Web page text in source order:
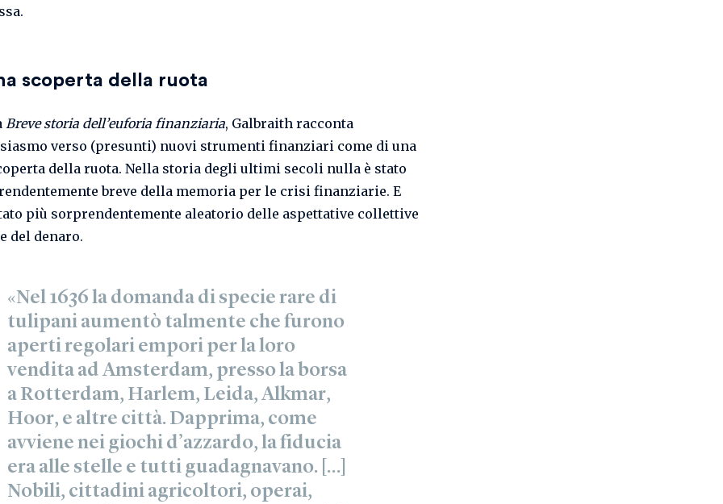
scoperta della ruota
Breve storia dell’euforia finanziaria, Galbraith racconta
verso (presunti) nuovi strumenti finanziari come di una
della ruota. Nella storia degli ultimi secoli nulla è stato
breve della memoria per le crisi finanziarie. E
più sorprendentemente aleatorio delle aspettative collettive
del denaro.
«Nel 1636 la domanda di specie rare di
tulipani aumentò talmente che furono
aperti regolari empori per la loro
vendita ad Amsterdam, presso la borsa
a Rotterdam, Harlem, Leida, Alkmar,
Hoor, e altre città. Dapprima, come
avviene nei giochi d’azzardo, la fiducia
era alle stelle e tutti guadagnavano. […]
Nobili, cittadini agricoltori, operai,